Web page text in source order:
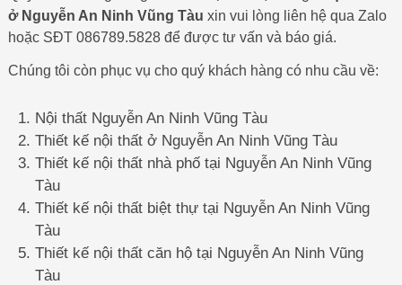
ở Nguyễn An Ninh Vũng Tàu xin vui lòng liên hệ qua Zalo
hoặc SĐT 086789.5828 để được tư vấn và báo giá.
Chúng tôi còn phục vụ cho quý khách hàng có nhu cầu về:
Nội thất Nguyễn An Ninh Vũng Tàu
Thiết kế nội thất ở Nguyễn An Ninh Vũng Tàu
Thiết kế nội thất nhà phố tại Nguyễn An Ninh Vũng
Tàu
Thiết kế nội thất biệt thự tại Nguyễn An Ninh Vũng
Tàu
Thiết kế nội thất căn hộ tại Nguyễn An Ninh Vũng
Tàu